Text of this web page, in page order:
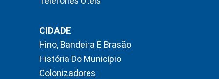
CIDADE
Hino, Bandeira E Brasão
História Do Município
Colonizadores